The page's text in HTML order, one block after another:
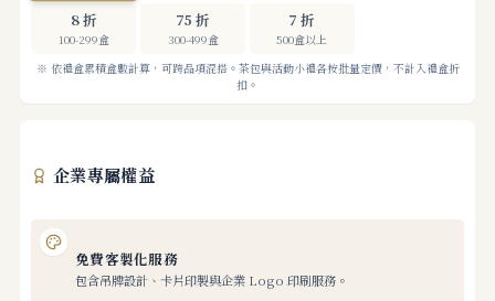
8 折
100-299盒
75 折
300-499盒
7 折
500盒以上
※ 依禮盒累積盒數計算，可跨品項混搭。茶包與活動小禮各按批量定價，不計入禮盒折
扣。
企業專屬權益
免費客製化服務
包含吊牌設計、卡片印製與企業 Logo 印刷服務。